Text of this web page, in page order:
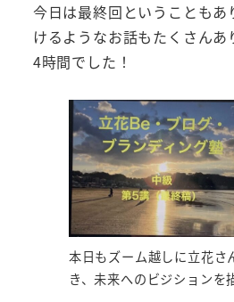
今日は最終回ということもあ
けるようなお話もたくさん
4時間でした！
本日もズーム越しに立花さ
き、未来へのビジションを